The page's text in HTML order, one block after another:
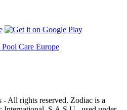
Care Europe
All rights reserved. Zodiac is a